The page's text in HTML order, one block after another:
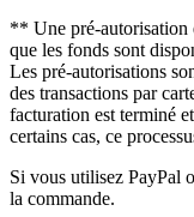
** Une pré-autorisation
que les fonds sont
Les pré-autorisations
des transactions par
facturation est terminé
certains cas, ce
Si vous utilisez PayPal
la commande.